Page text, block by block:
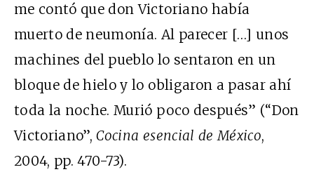
me contó que don Victoriano había
muerto de neumonía. Al parecer […] unos
machines del pueblo lo sentaron en un
bloque de hielo y lo obligaron a pasar ahí
toda la noche. Murió poco después” (“Don
Victoriano”,Cocina esencial de México,
2004, pp. 470-73).